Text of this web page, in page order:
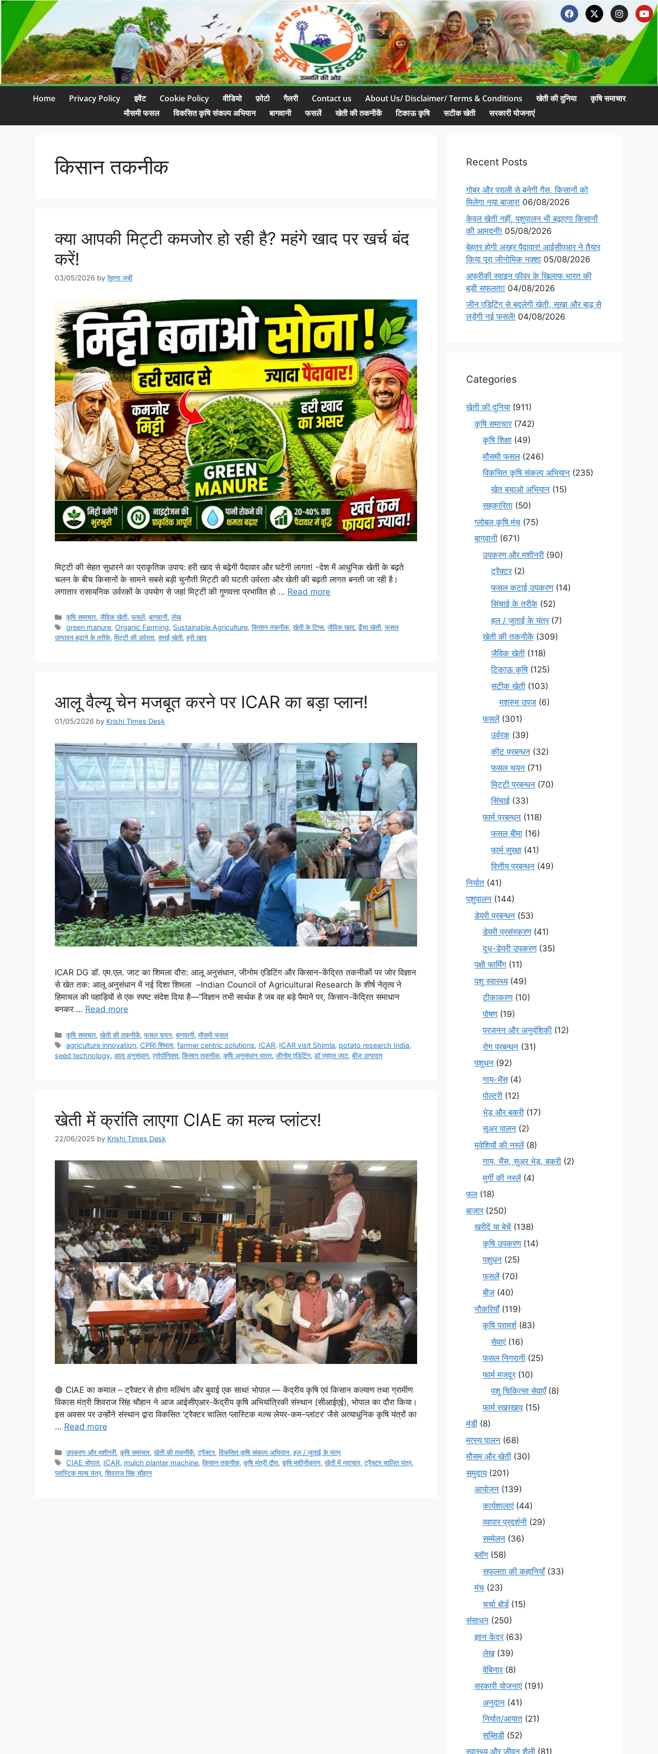
Home Privacy Policy इवेंट Cookie Policy वीडियो फ़ोटो गैलरी Contact us About Us/ Disclaimer/ Terms & Conditions खेती की दुनिया
कृषि समाचार
मौसमी फसल
विकसित कृषि संकल्प अभियान बागवानी फसलें खेती की तकनीकें टिकाऊ कृषि सटीक खेती सरकारी योजनाएं
किसान तकनीक
क्या आपकी मिट्टी कमजोर हो रही है? महंगे खाद पर खर्च बंद
करें!
03/05/2026 by रेहाना जबीं
मिट्टी की सेहत सुधारने का प्राकृतिक उपाय: हरी खाद से बढ़ेगी पैदावार और घटेगी लागत! -देश में आधुनिक खेती के बढ़ते
चलन के बीच किसानों के सामने सबसे बड़ी चुनौती मिट्टी की घटती उर्वरता और खेती की बढ़ती लागत बनती जा रही है।
लगातार रासायनिक उर्वरकों के उपयोग से जहां मिट्टी की गुणवत्ता प्रभावित हो … Read more
कृषि समाचार,जैविक खेती,फसलें,बागवानी,लेख
green manure, Organic Farming, Sustainable Agriculture,किसान तकनीक,खेती के टिप्स,जैविक खाद,ढैंचा खेती,फसल
उत्पादन बढ़ाने के तरीके, मिट्टी की उर्वरता, सनई खेती, हरी खाद
आलू वैल्यू चेन मजबूत करने पर ICAR का बड़ा प्लान!
01/05/2026 by Krishi Times Desk
ICAR DG डॉ. एम.एल. जाट का शिमला दौरा: आलू अनुसंधान, जीनोम एडिटिंग और किसान-केंद्रित तकनीकों पर जोर विज्ञान
से खेत तक: आलू अनुसंधान में नई दिशा शिमला –Indian Council of Agricultural Research के शीर्ष नेतृत्व ने
हिमाचल की पहाड़ियों से एक स्पष्ट संदेश दिया है—“विज्ञान तभी सार्थक है जब वह बड़े पैमाने पर, किसान-केंद्रित समाधान
बनकर … Read more
कृषि समाचार,खेती की तकनीकें,फसल चयन,बागवानी,मौसमी फसल
agriculture innovation, CPRI शिमला,farmer centric solutions, ICAR, ICAR visit Shimla, potato research India,
seed technology, आलू अनुसंधान, एरोपोनिक्स, किसान तकनीक, कृषि अनुसंधान भारत, जीनोम एडिटिंग, डॉ एमएल जाट, बीज उत्पादन
खेती में क्रांति लाएगा CIAE का मल्च प्लांटर!
22/06/2025 by Krishi Times Desk
🟢 CIAE का कमाल – ट्रैक्टर से होगा मल्चिंग और बुवाई एक साथ! भोपाल — केंद्रीय कृषि एवं किसान कल्याण तथा ग्रामीण
विकास मंत्री शिवराज सिंह चौहान ने आज आईसीएआर-केंद्रीय कृषि अभियांत्रिकी संस्थान (सीआईएई), भोपाल का दौरा किया।
इस अवसर पर उन्होंने संस्थान द्वारा विकसित ‘ट्रैक्टर चालित प्लास्टिक मल्च लेयर-कम-प्लांटर’ जैसे अत्याधुनिक कृषि यंत्रों का
… Read more
उपकरण और मशीनरी,कृषि समाचार,खेती की तकनीकें,ट्रैक्टर,विकसित कृषि संकल्प अभियान,हल / जुताई के यंत्र
CIAE भोपाल, ICAR, mulch planter machine,किसान तकनीक,कृषि मंत्री दौरा,कृषि मशीनीकरण,खेती में नवाचार,ट्रैक्टर चालित यंत्र,
प्लास्टिक मल्च यंत्र, शिवराज सिंह चौहान
Recent Posts
गोबर और पराली से बनेगी गैस, किसानों को
मिलेगा नया बाजार! 06/08/2026
केवल खेती नहीं, पशुपालन भी बढ़ाएगा किसानों
की आमदनी! 05/08/2026
बेहतर होगी अरहर पैदावार! आईसीएआर ने तैयार
किया पूरा जीनोमिक नक्शा 05/08/2026
अफ्रीकी स्वाइन फीवर के खिलाफ भारत की
बड़ी सफलता! 04/08/2026
जीन एडिटिंग से बदलेगी खेती, सूखा और बाढ़ से
लड़ेंगी नई फसलें! 04/08/2026
Categories
खेती की दुनिया (911)
कृषि समाचार(742)
कृषि शिक्षा (49)
मौसमी फसल(246)
विकसित कृषि संकल्प अभियान (235)
खेत बचाओ अभियान (15)
सहकारिता (50)
ग्लोबल कृषि मंच (75)
बागवानी (671)
उपकरण और मशीनरी (90)
ट्रैक्टर(2)
फसल कटाई उपकरण(14)
सिंचाई के तरीके (52)
हल / जुताई के यंत्र(7)
खेती की तकनीकें (309)
जैविक खेती (118)
टिकाऊ कृषि(125)
सटीक खेती (103)
मशरुम उपज (6)
फसलें(301)
उर्वरक (39)
कीट प्रबन्धन (32)
फसल चयन (71)
मि‌ट्टी प्रबन्धन (70)
सिंचाई (33)
फार्म प्रबन्धन (118)
फसल बीमा (16)
फार्म सुरक्षा (41)
वित्तीय प्रबन्धन (49)
निर्यात (41)
पशुपालन (144)
डेयरी प्रबन्धन (53)
डेयरी प्रसंस्करण(41)
दूध-डेयरी उपकरण(35)
पक्षी फार्मिंग (11)
पशु स्वास्थ्य(49)
टीकाकरण(10)
पोषण(19)
प्रजनन और अनुवंशिकी (12)
रोग प्रबन्धन (31)
पशुधन (92)
गाय-भैंस(4)
पोल्ट्री (12)
भेड़ और बकरी (17)
सूअर पालन (2)
मवेशियों की नस्लें(8)
गाय, भैंस, सुअर भेड़, बकरी (2)
मुर्गी की नस्लें(4)
फल(18)
बाज़ार(250)
खरीदें या बेचें (138)
कृषि उपकरण(14)
पशुधन (25)
फसलें(70)
बीज (40)
नौकरियाँ(119)
कृषि परामर्श(83)
सेवाएं(16)
फसल निगरानी (25)
फार्म मजदूर(10)
पशु चिकित्सा सेवाएँ(8)
फार्म रखरखाव(15)
मंडी (8)
मत्स्य पालन (68)
मौसम और खेती (30)
समुदाय(201)
आयोजन (139)
कार्यशालाएं(44)
व्यापार प्रदर्शनी (29)
सम्मेलन (36)
ब्लॉग (58)
सफलता की कहानियाँ(33)
मंच (23)
चर्चा बोर्ड(15)
संसाधन (250)
ज्ञान केंद्र(63)
लेख(39)
वेबिनार(8)
सरकारी योजनाएं(191)
अनुदान (41)
निर्यात/आयात (21)
सब्सिडी (52)
स्वास्थ्य और जीवन शैली (81)